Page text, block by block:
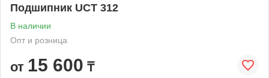
Подшипник UCТ 312
В наличии
Опт и розница
от 15 600 ₸